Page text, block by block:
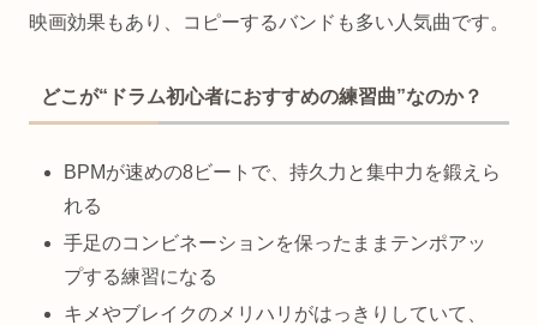
映画効果もあり、コピーするバンドも多い人気曲です。
どこが“ドラム初心者におすすめの練習曲”なのか？
BPMが速めの8ビートで、持久力と集中力を鍛えら
れる
手足のコンビネーションを保ったままテンポアッ
プする練習になる
キメやブレイクのメリハリがはっきりしていて、